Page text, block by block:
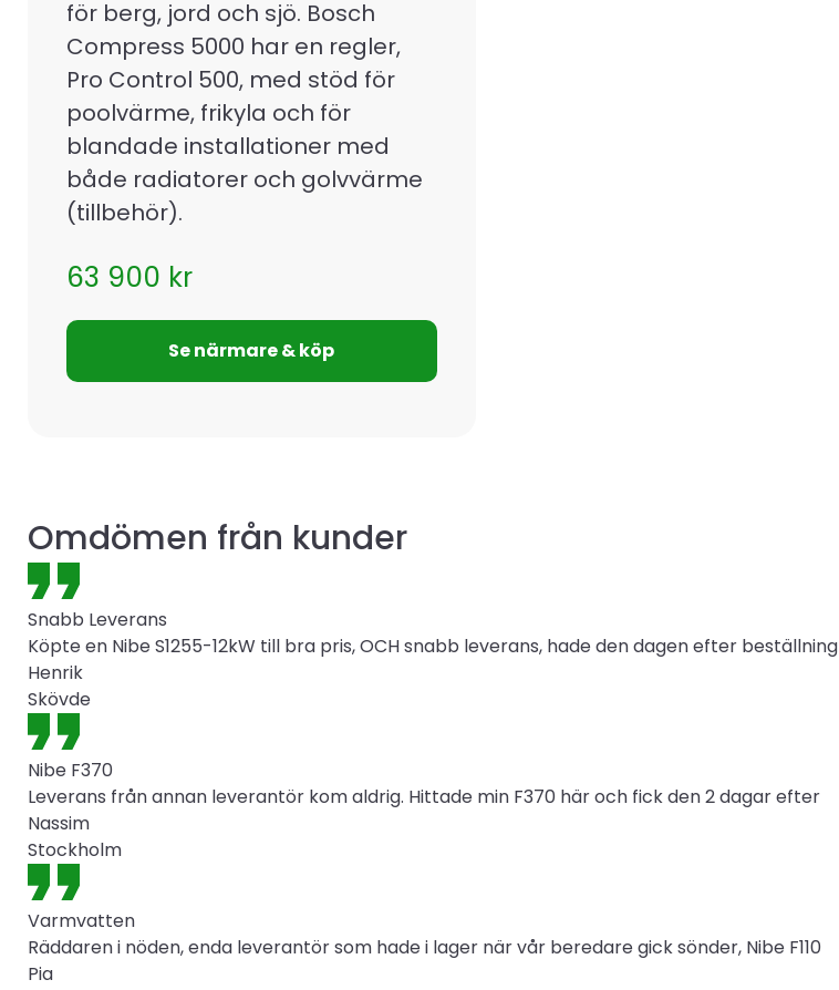
för berg, jord och sjö. Bosch
Compress 5000 har en regler,
Pro Control 500, med stöd för
poolvärme, frikyla och för
blandade installationer med
både radiatorer och golvvärme
(tillbehör).
63 900 kr
Se närmare & köp
Omdömen från kunder
Snabb Leverans
Köpte en Nibe S1255-12kW till bra pris, OCH snabb leverans, hade den dagen efter beställning
Henrik
Skövde
Nibe F370
Leverans från annan leverantör kom aldrig. Hittade min F370 här och fick den 2 dagar efter
Nassim
Stockholm
Varmvatten
Räddaren i nöden, enda leverantör som hade i lager när vår beredare gick sönder, Nibe F110
Pia